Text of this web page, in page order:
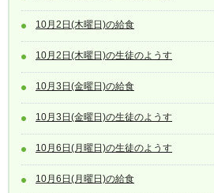
10月2日(木曜日)の給食
10月2日(木曜日)の生徒のようす
10月3日(金曜日)の給食
10月3日(金曜日)の生徒のようす
10月6日(月曜日)の生徒のようす
10月6日(月曜日)の給食